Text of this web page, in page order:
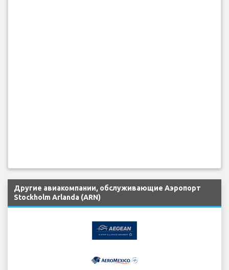
Другие авиакомпании, обслуживающие Аэропорт
Stockholm Arlanda (ARN)